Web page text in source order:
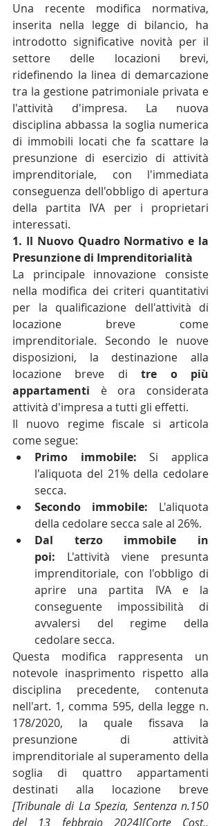
Una recente modifica normativa,
inserita nella legge di bilancio, ha
introdotto significative novità per il
settore delle locazioni brevi,
ridefinendo la linea di demarcazione
tra la gestione patrimoniale privata e
l'attività d'impresa. La nuova
disciplina abbassa la soglia numerica
di immobili locati che fa scattare la
presunzione di esercizio di attività
imprenditoriale, con l'immediata
conseguenza dell'obbligo di apertura
della partita IVA per i proprietari
interessati.
1. Il Nuovo Quadro Normativo e la
Presunzione di Imprenditorialità
La principale innovazione consiste
nella modifica dei criteri quantitativi
per la qualificazione dell'attività di
locazione breve come
imprenditoriale. Secondo le nuove
disposizioni, la destinazione alla
locazione breve di tre o più
appartamenti è ora considerata
attività d'impresa a tutti gli effetti.
Il nuovo regime fiscale si articola
come segue:
Primo immobile: Si applica
l'aliquota del 21% della cedolare
secca.
Secondo immobile: L'aliquota
della cedolare secca sale al 26%.
Dal terzo immobile in
poi: L'attività viene presunta
imprenditoriale, con l'obbligo di
aprire una partita IVA e la
conseguente impossibilità di
avvalersi del regime della
cedolare secca.
Questa modifica rappresenta un
notevole inasprimento rispetto alla
disciplina precedente, contenuta
nell'art. 1, comma 595, della legge n.
178/2020, la quale fissava la
presunzione di attività
imprenditoriale al superamento della
soglia di quattro appartamenti
[Tribunale di La Spezia, Sentenza n.150
del 13 febbraio 2024][Corte Cost.,